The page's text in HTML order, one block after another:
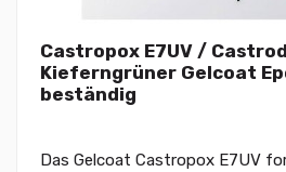
Castropox E7UV /
Kieferngrüner Gelcoat
beständig
Das Gelcoat Castropox E7UV